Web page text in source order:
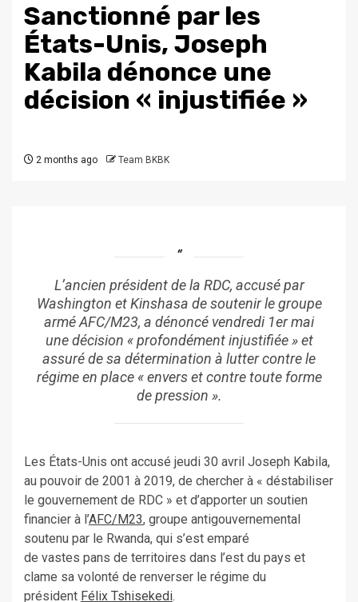
Sanctionné par les
États-Unis, Joseph
Kabila dénonce une
décision « injustifiée »
2 months ago Team BKBK
L’ancien président de la RDC, accusé par
Washington et Kinshasa de soutenir le groupe
armé AFC/M23, a dénoncé vendredi 1er mai
une décision « profondément injustifiée » et
assuré de sa détermination à lutter contre le
régime en place « envers et contre toute forme
de pression ».
Les États-Unis ont accusé jeudi 30 avril Joseph Kabila,
au pouvoir de 2001 à 2019, de chercher à « déstabiliser
le gouvernement de RDC » et d’apporter un soutien
financier à l’AFC/M23, groupe antigouvernemental
soutenu par le Rwanda, qui s’est emparé
de vastes pans de territoires dans l’est du pays et
clame sa volonté de renverser le régime du
président Félix Tshisekedi.